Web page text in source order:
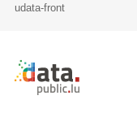
udata-front
Retour à l'accueil